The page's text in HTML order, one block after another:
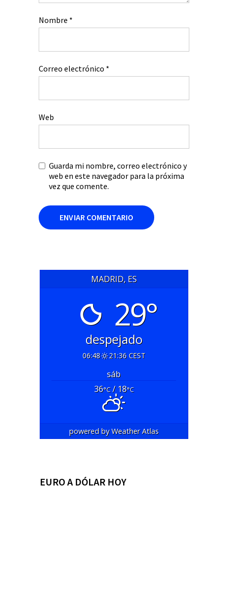
Nombre *
Correo electrónico *
Web
Guarda mi nombre, correo electrónico y
web en este navegador para la próxima
vez que comente.
MADRID, ES
29°
despejado
06:48 21:36 CEST
sáb
36°C/ 18°C
powered byWeather Atlas
EURO A DÓLAR HOY